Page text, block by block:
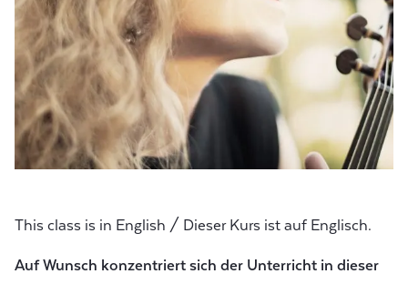
This class is in English / Dieser Kurs ist auf Englisch.
Auf Wunsch konzentriert sich der Unterricht in dieser